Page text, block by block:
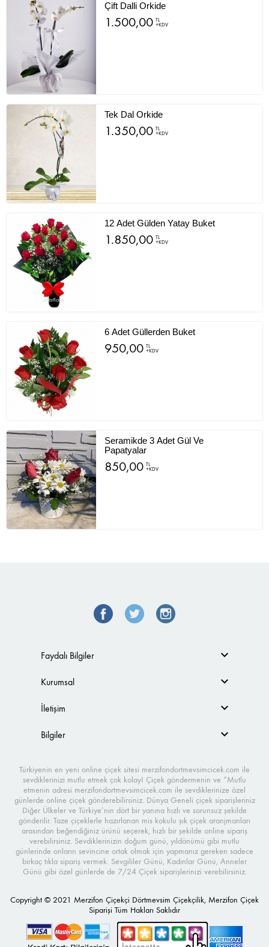
Çift Dalli Orkide
1.500,00 TL
+KDV
Tek Dal Orkide
1.350,00 TL
+KDV
12 Adet Gülden Yatay Buket
1.850,00 TL
+KDV
6 Adet Güllerden Buket
950,00 TL
+KDV
Seramikde 3 Adet Gül Ve
Papatyalar
850,00 TL
+KDV
Faydalı Bilgiler
Kurumsal
İletişim
Bilgiler
Türkiyenin en yeni online çiçek sitesi merzifondortmevsimcicek.com ile
sevdiklerinizi mutlu etmek çok kolay! Çiçek göndermenin ve “Mutlu
etmenin adresi merzifondortmevsimcicek.com ile sevdiklerinize özel
günlerde online çiçek gönderebilirsiniz. Dünya Geneli çiçek siparişleriniz
Diğer Ülkeler ve Türkiye’nin dört bir yanına hızlı ve sorunsuz şekilde
gönderilir. Taze çiçeklerle hazırlanan mis kokulu şık çiçek aranjmanları
arasından beğendiğiniz ürünü seçerek, hızlı bir şekilde online sipariş
verebilirsiniz. Sevdiklerinizin doğum günü, yıldönümü gibi mutlu
günlerinde onların sevincine ortak olmak için yapmanız gereken sadece
birkaç tıkla sipariş vermek. Sevgililer Günü, Kadınlar Günü, Anneler
Günü gibi özel günlerde de 7/24 Çiçek siparişlerinizi verebilirsiniz.
Copyright © 2021 Merzifon Çiçekçi Dörtmevsim Çiçekçilik, Merzifon Çiçek
Siparişi Tüm Hakları Saklıdır